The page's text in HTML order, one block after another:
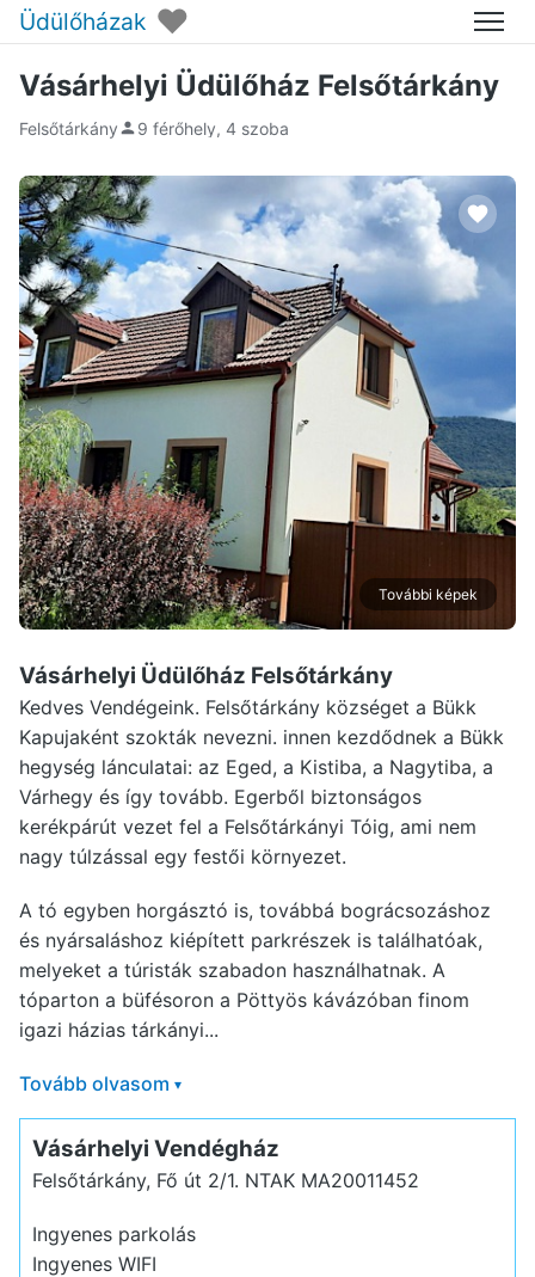
Üdülőházak ♥ Menü
Vásárhelyi Üdülőház Felsőtárkány
Felsőtárkány 9 férőhely, 4 szoba
További képek
Vásárhelyi Üdülőház Felsőtárkány
Kedves Vendégeink. Felsőtárkány községet a Bükk
Kapujaként szokták nevezni. innen kezdődnek a Bükk
hegység lánculatai: az Eged, a Kistiba, a Nagytiba, a
Várhegy és így tovább. Egerből biztonságos
kerékpárút vezet fel a Felsőtárkányi Tóig, ami nem
nagy túlzással egy festői környezet.
A tó egyben horgásztó is, továbbá bográcsozáshoz
és nyársaláshoz kiépített parkrészek is találhatóak,
melyeket a túristák szabadon használhatnak. A
tóparton a büfésoron a Pöttyös kávázóban finom
igazi házias tárkányi...
Tovább olvasom ▾
Vásárhelyi Vendégház
Felsőtárkány, Fő út 2/1. NTAK MA20011452
Ingyenes parkolás
Ingyenes WIFI